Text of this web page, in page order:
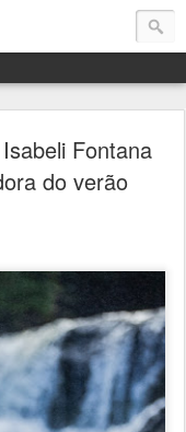
Fontana
do verão